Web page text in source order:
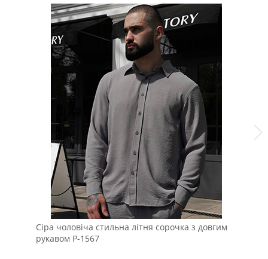
Сіра чоловіча стильна літня сорочка з довгим
рукавом Р-1567